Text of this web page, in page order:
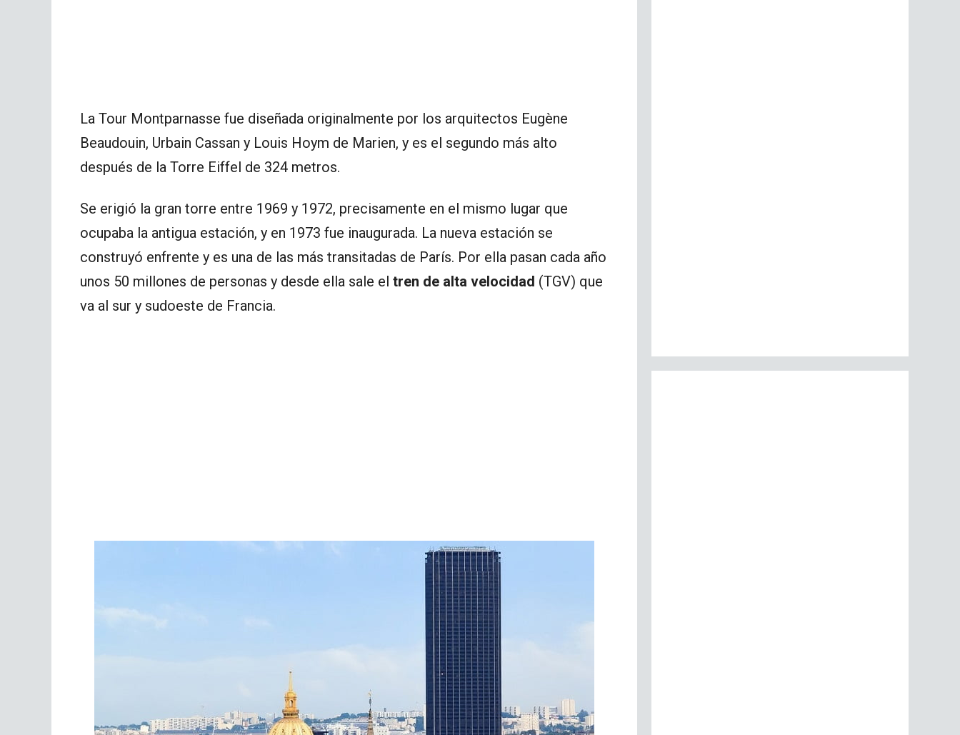
La Tour Montparnasse fue diseñada originalmente por los arquitectos Eugène
Beaudouin, Urbain Cassan y Louis Hoym de Marien, y es el segundo más alto
después de la Torre Eiffel de 324 metros.
Se erigió la gran torre entre 1969 y 1972, precisamente en el mismo lugar que
ocupaba la antigua estación, y en 1973 fue inaugurada. La nueva estación se
construyó enfrente y es una de las más transitadas de París. Por ella pasan cada año
unos 50 millones de personas y desde ella sale el tren de alta velocidad (TGV) que
va al sur y sudoeste de Francia.